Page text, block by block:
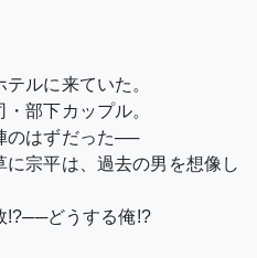
ルに来ていた。
部下カップル。
のはずだった──
宗平は、過去の男を想像し
どうする俺!?